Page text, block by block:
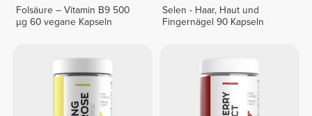
Folsäure – Vitamin B9 500
µg 60 vegane Kapseln
Selen - Haar, Haut und
Fingernägel 90 Kapseln